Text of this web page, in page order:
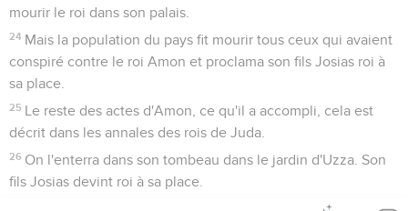
mourir le roi dans son palais.
24 Mais la population du pays fit mourir tous ceux qui avaient
conspiré contre le roi Amon et proclama son fils Josias roi à
sa place.
25 Le reste des actes d'Amon, ce qu'il a accompli, cela est
décrit dans les annales des rois de Juda.
26 On l'enterra dans son tombeau dans le jardin d'Uzza. Son
fils Josias devint roi à sa place.